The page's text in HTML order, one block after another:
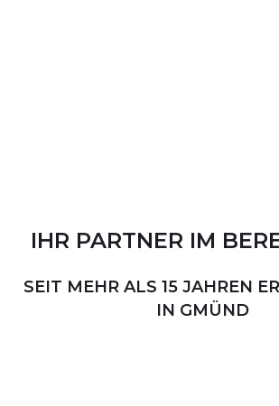
IHR PARTNER IM
SEIT MEHR ALS 15 JAHREN
IN GMÜND